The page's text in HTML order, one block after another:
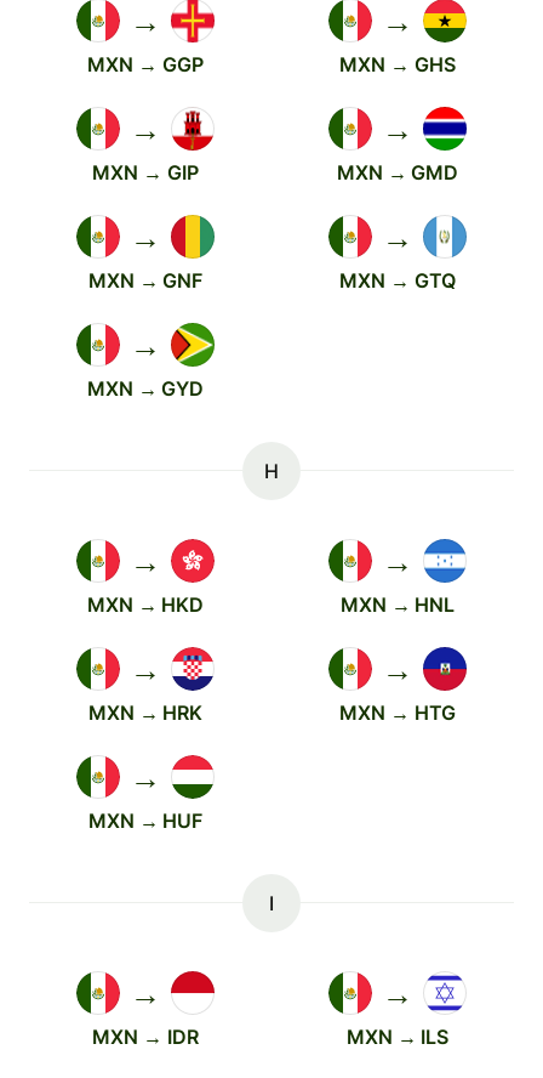
→
MXN → GGP
→
MXN → GHS
→
MXN → GIP
→
MXN → GMD
→
MXN → GNF
→
MXN → GTQ
→
MXN → GYD
H
→
MXN → HKD
→
MXN → HNL
→
MXN → HRK
→
MXN → HTG
→
MXN → HUF
I
→
MXN → IDR
→
MXN → ILS